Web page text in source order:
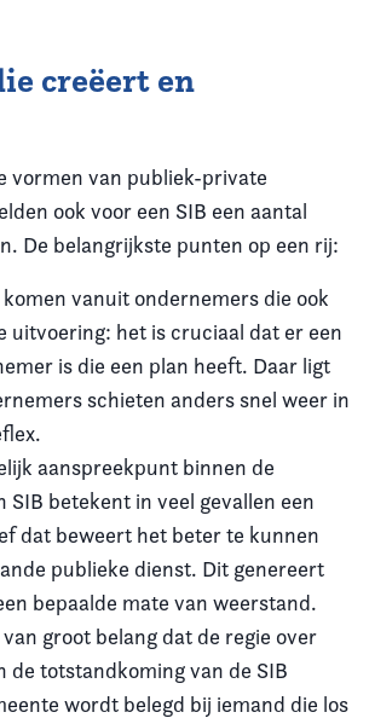
creëert en
vormen van publiek-private
ook voor een SIB een aantal
De belangrijkste punten op een rij:
vanuit ondernemers die ook
uitvoering: het is cruciaal dat er een
is die een plan heeft. Daar ligt
schieten anders snel weer in
aanspreekpunt binnen de
SIB betekent in veel gevallen een
dat beweert het beter te kunnen
publieke dienst. Dit genereert
bepaalde mate van weerstand.
groot belang dat de regie over
de totstandkoming van de SIB
wordt belegd bij iemand die los